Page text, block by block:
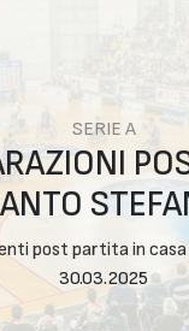
SERIE A
post partita in
30.03.2025